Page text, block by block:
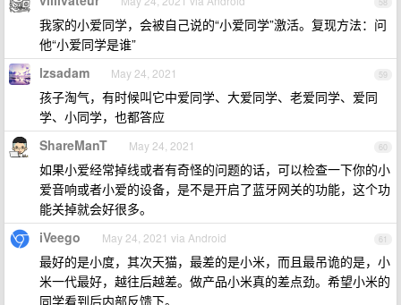
我家的小爱同学，会被自己说的“小爱同学”激活。复现方法：问
他“小爱同学是谁”
59
lzsadam May 24, 2021
孩子淘气，有时候叫它中爱同学、大爱同学、老爱同学、爱同
学、小同学，也都答应
60
ShareManT May 24, 2021
如果小爱经常掉线或者有奇怪的问题的话，可以检查一下你的小
爱音响或者小爱的设备，是不是开启了蓝牙网关的功能，这个功
能关掉就会好很多。
61
iVeego May 24, 2021 via Android
最好的是小度，其次天猫，最差的是小米，而且最吊诡的是，小
米一代最好，越往后越差。做产品小米真的差点劲。希望小米的
同学看到后内部反馈下。